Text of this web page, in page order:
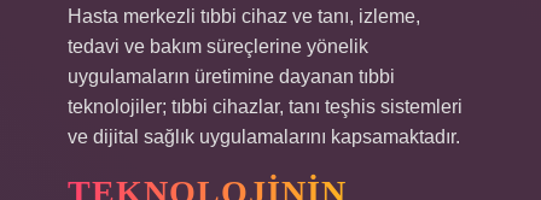
Hasta merkezli tıbbi cihaz ve tanı, izleme,
tedavi ve bakım süreçlerine yönelik
uygulamaların üretimine dayanan tıbbi
teknolojiler; tıbbi cihazlar, tanı teşhis sistemleri
ve dijital sağlık uygulamalarını kapsamaktadır.
TEKNOLOJININ